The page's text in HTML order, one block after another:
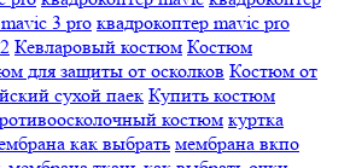
3 pro квадрокоптер mavic pro
Кевларовый костюм Костюм
для защиты от осколков Костюм от
сухой паек Купить костюм
костюм куртка
как выбрать мембрана вкпо